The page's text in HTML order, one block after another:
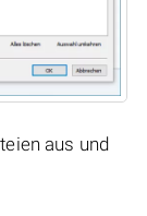
aus und